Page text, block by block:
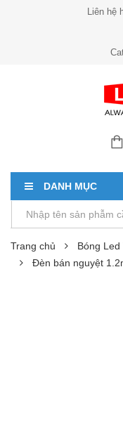
Liên hệ
DANH MỤC
Trang chủ
Bóng Led
Đèn bán nguyệt